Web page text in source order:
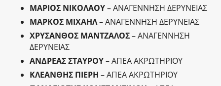
ΜΑΡΙΟΣ ΝΙΚΟΛΑΟΥ– ΑΝΑΓΕΝΝΗΣΗ ΔΕΡΥΝΕΙΑΣ
ΜΑΡΚΟΣ ΜΙΧΑΗΛ– ΑΝΑΓΕΝΝΗΣΗ ΔΕΡΥΝΕΙΑΣ
ΧΡΥΣΑΝΘΟΣ ΜΑΝΤΖΑΛΟΣ– ΑΝΑΓΕΝΝΗΣΗ
ΔΕΡΥΝΕΙΑΣ
ΑΝΔΡΕΑΣ ΣΤΑΥΡΟΥ– ΑΠΕΑ ΑΚΡΩΤΗΡΙΟΥ
ΚΛΕΑΝΘΗΣ ΠΙΕΡΗ – ΑΠΕΑ ΑΚΡΩΤΗΡΙΟΥ